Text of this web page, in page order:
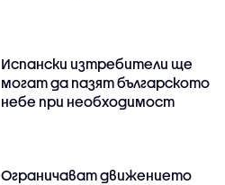
Испански изтребители ще
могат да пазят българското
небе при необходимост
Ограничават движението